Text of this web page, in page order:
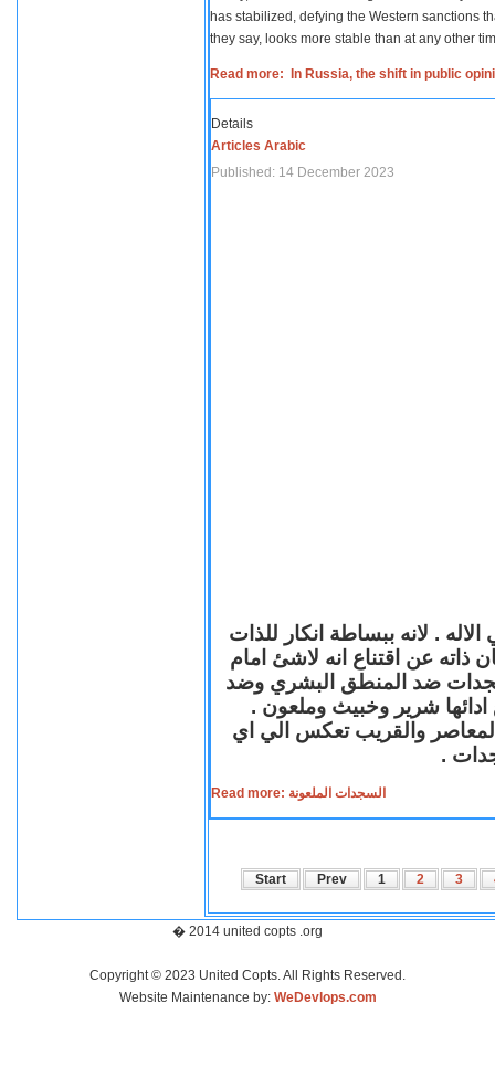
has stabilized, defying the Western sanctions
they say, looks more stable than at any other
Read more: In Russia, the shift in public
Details
Articles Arabic
Published: 14 December 2023
. لانه ببساطة انكار للذات
ذاته عن اقتناع انه لاشئ امام
ضد المنطق البشري وضد
ادائها شرير وخبيث وملعون .
المعاصر والقريب تعكس الي اي
.
Read more: السجدات الملعونة
Start Prev 1 2 3
� 2014 united copts .org
Copyright © 2023 United Copts. All Rights Reserved.
Website Maintenance by: WeDevlops.com